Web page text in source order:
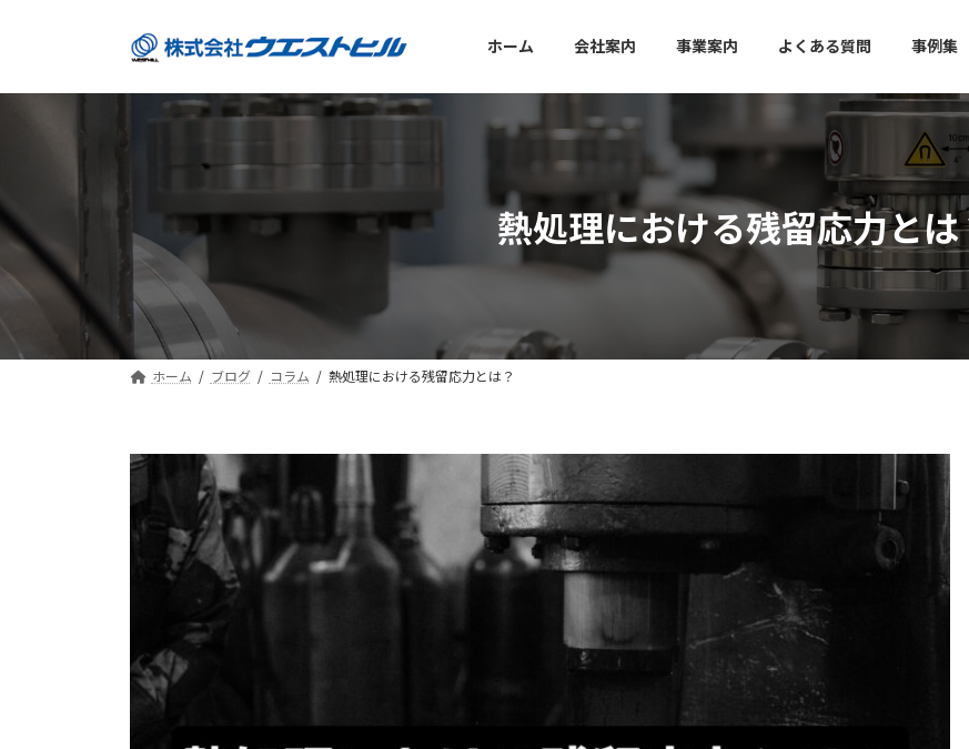
ン
キ
ッ
ー
に
移
ホーム 会社案内 事業案内 よくある質問 事例集
熱処理における残留応力とは
ホーム ブログ コラム 熱処理における残留応力とは？